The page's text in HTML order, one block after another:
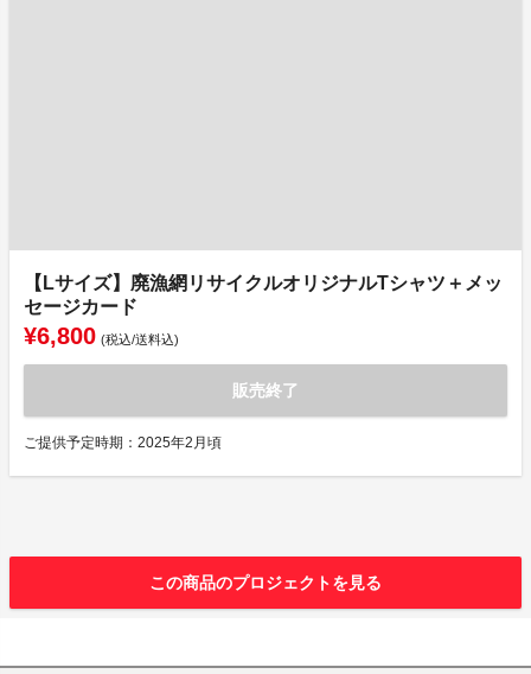
【Lサイズ】廃漁網リサイクルオリジナルTシャツ＋メッ
セージカード
¥6,800 (税込/送料込)
販売終了
ご提供予定時期：2025年2月頃
この商品のプロジェクトを見る